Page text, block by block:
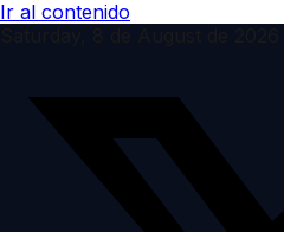
Ir al contenido